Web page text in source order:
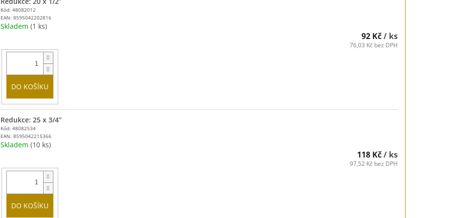
Kód: 48082012
EAN: 8595042202816
Skladem (1 ks)
92 Kč/ ks
76,03 Kč bez DPH
DO KOŠÍKU
Kód: 48082534
EAN: 8595042215366
Redukce: 25 x 3/4”
Skladem (10 ks)
118 Kč/ ks
97,52 Kč bez DPH
DO KOŠÍKU